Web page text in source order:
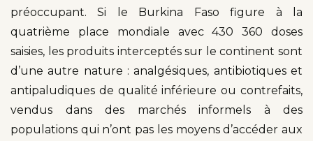
préoccupant. Si le Burkina Faso figure à la
quatrième place mondiale avec 430 360 doses
saisies, les produits interceptés sur le continent sont
d’une autre nature : analgésiques, antibiotiques et
antipaludiques de qualité inférieure ou contrefaits,
vendus dans des marchés informels à des
populations qui n’ont pas les moyens d’accéder aux